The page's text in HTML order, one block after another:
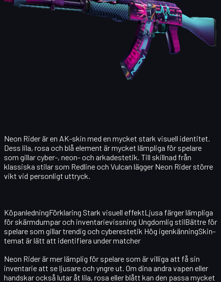
Neon Rider är en AK-skin med en mycket stark visuell identitet.
Dess lila, rosa och blå element är mycket lämpliga för spelare
som gillar cyber-, neon- och arkadestetik. Till skillnad från
klassiska stilar som Redline och Vulcan lägger Neon Rider större
vikt vid personligt uttryck.
KöpanledningFörklaring Stark visuell effektLjusa färger lämpliga
för skärmdumpar och inventarievissning Ungdomlig stilBättre för
spelare som gillar trendig och cyberestetik Hög igenkänningSkin-
temat är lätt att identifiera under matcher
Neon Rider är mer lämplig för spelare som är villiga att få sin
inventarie att se ljusare och yngre ut. Om dina andra vapen eller
handskar också lutar åt lila, rosa eller blått kan den passa mycket